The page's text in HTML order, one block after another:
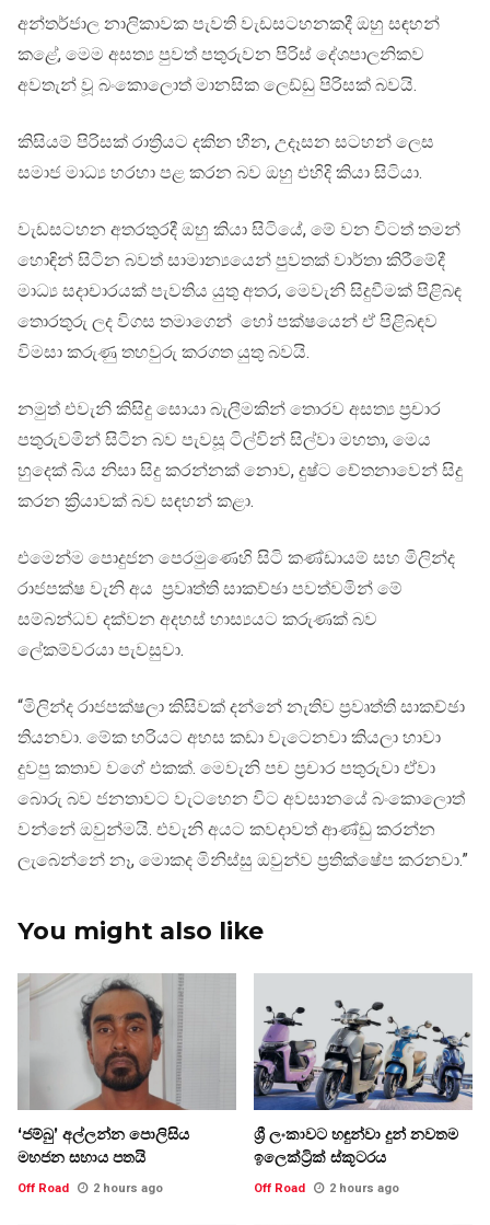
අන්තර්ජාල නාලිකාවක පැවති වැඩසටහනකදී ඔහු සඳහන්
කළේ, මෙම අසත්‍ය පුවත් පතුරුවන පිරිස් දේශපාලනිකව
අවතැන් වූ බංකොලොත් මානසික ලෙඩ්ඩු පිරිසක් බවයි.
කිසියම් පිරිසක් රාත්‍රියට දකින හීන, උදෑසන සටහන් ලෙස
සමාජ මාධ්‍ය හරහා පළ කරන බව ඔහු එහිදි කියා සිටියා.
වැඩසටහන අතරතුරදී ඔහු කියා සිටියේ, මේ වන විටත් තමන්
හොඳින් සිටින බවත් සාමාන්‍යයෙන් පුවතක් වාර්තා කිරීමේදී
මාධ්‍ය සදාචාරයක් පැවතිය යුතු අතර, මෙවැනි සිදුවීමක් පිළිබඳ
තොරතුරු ලද විගස තමාගෙන් හෝ පක්ෂයෙන් ඒ පිළිබඳව
විමසා කරුණු තහවුරු කරගත යුතු බවයි.
නමුත් එවැනි කිසිදු සොයා බැලීමකින් තොරව අසත්‍ය ප්‍රචාර
පතුරුවමින් සිටින බව පැවසූ ටිල්වින් සිල්වා මහතා, මෙය
හුදෙක් බිය නිසා සිදු කරන්නක් නොව, දුෂ්ට චේතනාවෙන් සිදු
කරන ක්‍රියාවක් බව සඳහන් කළා.
එමෙන්ම පොදුජන පෙරමුණෙහි සිටි කණ්ඩායම් සහ මිලින්ද
රාජපක්ෂ වැනි අය ප්‍රවෘත්ති සාකච්ඡා පවත්වමින් මේ
සම්බන්ධව දක්වන අදහස් හාස්‍යයට කරුණක් බව
ලේකම්වරයා පැවසුවා.
“මිලින්ද රාජපක්ෂලා කිසිවක් දන්නේ නැතිව ප්‍රවෘත්ති සාකච්ඡා
තියනවා. මේක හරියට අහස කඩා වැටෙනවා කියලා හාවා
දුවපු කතාව වගේ එකක්. මෙවැනි පච ප්‍රචාර පතුරුවා ඒවා
බොරු බව ජනතාවට වැටහෙන විට අවසානයේ බංකොලොත්
වන්නේ ඔවුන්මයි. එවැනි අයට කවදාවත් ආණ්ඩු කරන්න
ලැබෙන්නේ නෑ, මොකද මිනිස්සු ඔවුන්ව ප්‍රතික්ෂේප කරනවා.”
You might also like
‘ජම්බු’ අල්ලන්න පොලිසිය
මහජන සහාය පතයි
Off Road 2 hours ago
ශ්‍රී ලංකාවට හඳුන්වා දුන් නවතම
ඉලෙක්ට්‍රික් ස්කූටරය
Off Road 2 hours ago